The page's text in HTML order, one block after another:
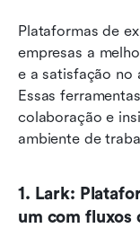
Plataformas de
empresas a
e a satisfação no
Essas
colaboração e
ambiente de
1. Lark:
um com fluxos